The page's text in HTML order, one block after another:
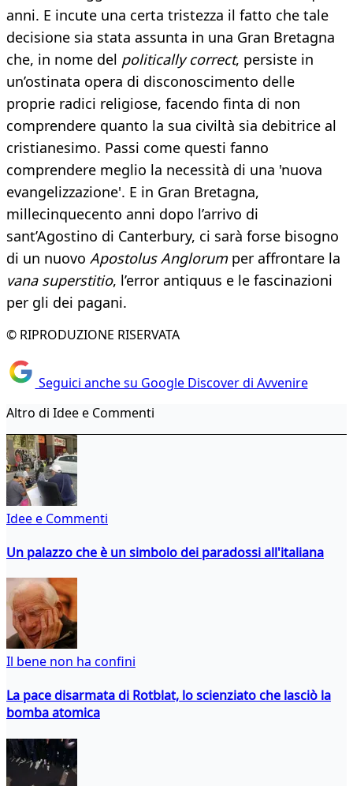
anni. E incute una certa tristezza il fatto che tale
decisione sia stata assunta in una Gran Bretagna
che, in nome del politically correct, persiste in
un’ostinata opera di disconoscimento delle
proprie radici religiose, facendo finta di non
comprendere quanto la sua civiltà sia debitrice al
cristianesimo. Passi come questi fanno
comprendere meglio la necessità di una 'nuova
evangelizzazione'. E in Gran Bretagna,
millecinquecento anni dopo l’arrivo di
sant’Agostino di Canterbury, ci sarà forse bisogno
di un nuovo Apostolus Anglorumper affrontare la
vana superstitio, l’error antiquus e le fascinazioni
per gli dei pagani.
© RIPRODUZIONE RISERVATA
Seguici anche su Google Discover di Avvenire
Altro di Idee e Commenti
Idee e Commenti
Un palazzo che è un simbolo dei paradossi all'italiana
Il bene non ha confini
La pace disarmata di Rotblat, lo scienziato che lasciò la
bomba atomica